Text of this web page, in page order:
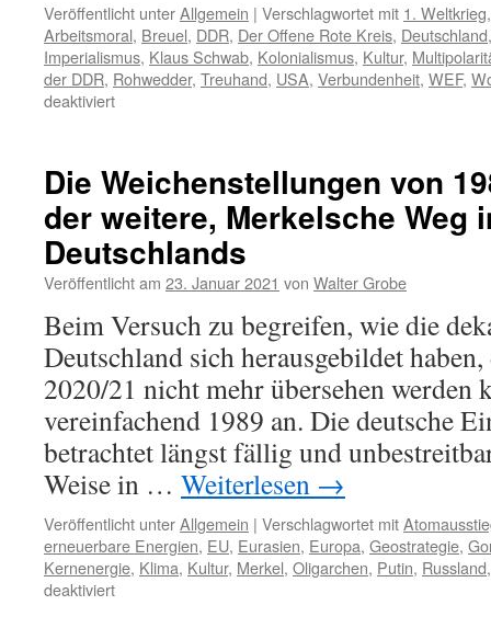
Veröffentlicht unterAllgemein | Verschlagwortet mit 1. Weltkrieg
Arbeitsmoral, Breuel, DDR, Der Offene Rote Kreis, Deutschland
Imperialismus, Klaus Schwab, Kolonialismus, Kultur,
der DDR, Rohwedder, Treuhand, USA, Verbundenheit, WEF,
deaktiviertfür
doch
abgewickelt?
Die Weichenstellungen von
der weitere, Merkelsche Weg
Deutschlands
Veröffentlicht am 23. Januar 2021 von Walter Grobe
Beim Versuch zu begreifen, wie die
Deutschland sich herausgebildet
2020/21 nicht mehr übersehen werden
vereinfachend 1989 an. Die deutsche
betrachtet längst fällig und
Weise in … Weiterlesen →
Veröffentlicht unterAllgemein | Verschlagwortet mit
erneuerbare Energien, EU, Eurasien, Europa, Geostrategie,
Kernenergie, Klima, Kultur, Merkel, Oligarchen, Putin, Russland
deaktiviertfür